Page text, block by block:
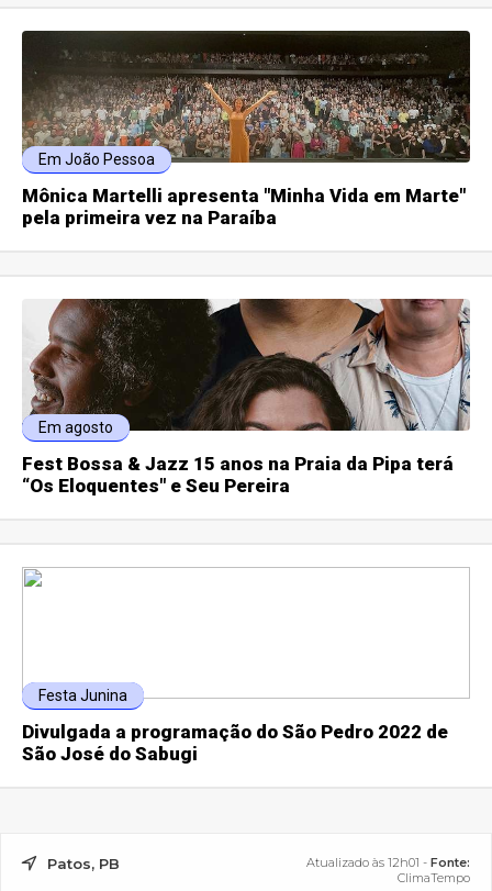
Em João Pessoa
Mônica Martelli apresenta "Minha Vida em Marte"
pela primeira vez na Paraíba
Em agosto
Fest Bossa & Jazz 15 anos na Praia da Pipa terá
“Os Eloquentes" e Seu Pereira
Festa Junina
Divulgada a programação do São Pedro 2022 de
São José do Sabugi
Patos, PB Atualizado às 12h01 - Fonte:
ClimaTempo